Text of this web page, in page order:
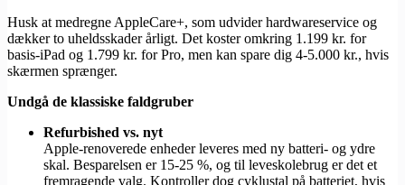
Husk at medregne AppleCare+, som udvider hardwareservice og
dækker to uheldsskader årligt. Det koster omkring 1.199 kr. for
basis-iPad og 1.799 kr. for Pro, men kan spare dig 4-5.000 kr., hvis
skærmen sprænger.
Undgå de klassiske faldgruber
Refurbished vs. nyt
Apple-renoverede enheder leveres med ny batteri- og ydre
skal. Besparelsen er 15-25 %, og til leveskolebrug er det et
fremragende valg. Kontroller dog cyklustal på batteriet, hvis